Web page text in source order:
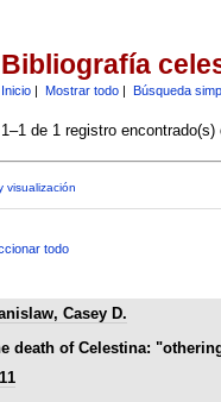
Bibliografía
Inicio| Mostrar todo| Búsqueda
1–1 de 1 registro
visualización
todo
Casey D.
death of Celestina: